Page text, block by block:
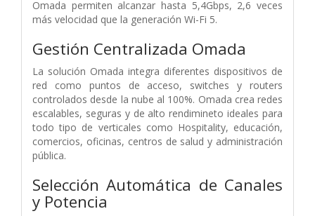
Omada permiten alcanzar hasta 5,4Gbps, 2,6 veces
más velocidad que la generación Wi-Fi 5.
Gestión Centralizada Omada
La solución Omada integra diferentes dispositivos de
red como puntos de acceso, switches y routers
controlados desde la nube al 100%. Omada crea redes
escalables, seguras y de alto rendimineto ideales para
todo tipo de verticales como Hospitality, educación,
comercios, oficinas, centros de salud y administración
pública.
Selección Automática de Canales
y Potencia